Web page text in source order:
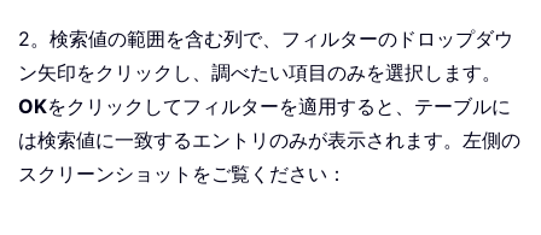
2。検索値の範囲を含む列で、フィルターのドロップダウ
ン矢印をクリックし、調べたい項目のみを選択します。
OKをクリックしてフィルターを適用すると、テーブルに
は検索値に一致するエントリのみが表示されます。左側の
スクリーンショットをご覧ください：